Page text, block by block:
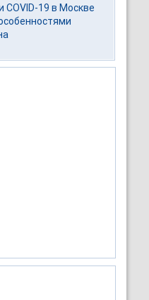
COVID-19 в Москве